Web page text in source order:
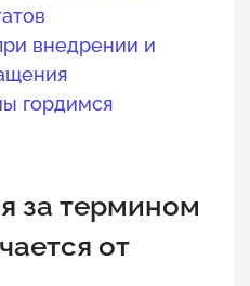
внедрении и
гордимся
за термином
от